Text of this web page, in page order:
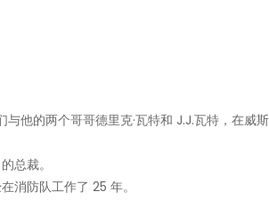
他的两个哥哥德里克·瓦特和 J.J.瓦特，在威
总裁。
消防队工作了 25 年。